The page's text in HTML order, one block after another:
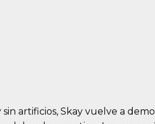
artificios, Skay vuelve a